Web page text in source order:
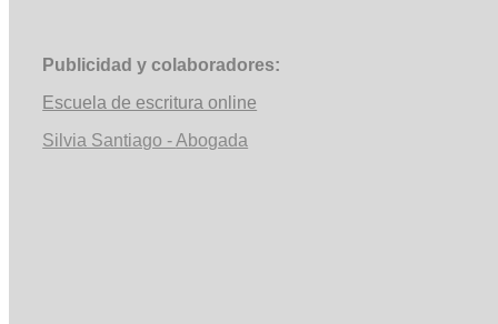
Publicidad y colaboradores:
Escuela de escritura online
Silvia Santiago -Abogada